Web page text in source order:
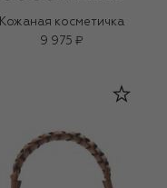
Кожаная косметичка
9 975 ₽